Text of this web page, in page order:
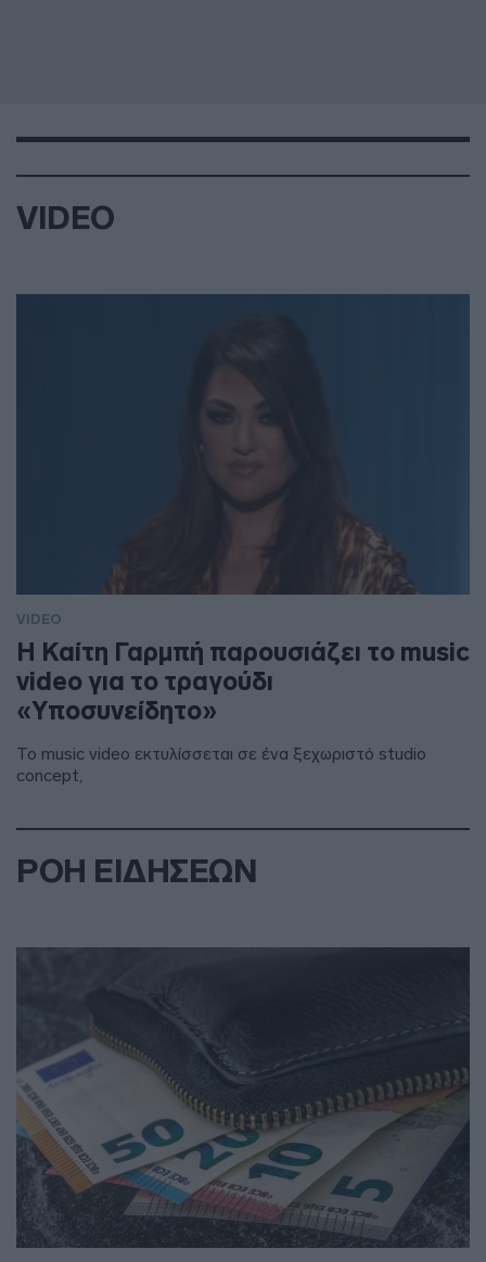
VIDEO
VIDEO
H Καίτη Γαρμπή παρουσιάζει το music
video για το τραγούδι
«Υποσυνείδητο»
Το music video εκτυλίσσεται σε ένα ξεχωριστό studio
concept,
ΡΟΗ ΕΙΔΗΣΕΩΝ